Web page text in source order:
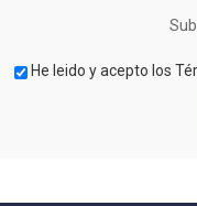
He leido y acepto los